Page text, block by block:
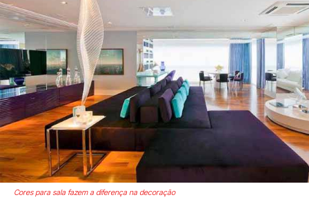
Cores para sala fazem a diferença na decoração